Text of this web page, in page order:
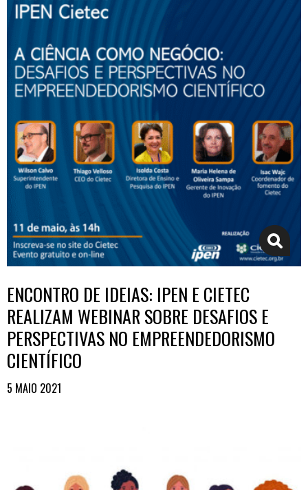
ENCONTRO DE IDEIAS: IPEN E CIETEC
REALIZAM WEBINAR SOBRE DESAFIOS E
PERSPECTIVAS NO EMPREENDEDORISMO
CIENTÍFICO
5 MAIO 2021